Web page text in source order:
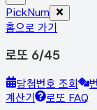
PickNum
홈으로 가기
로또 6/45
당첨번호 조회
계산기
로또 FAQ